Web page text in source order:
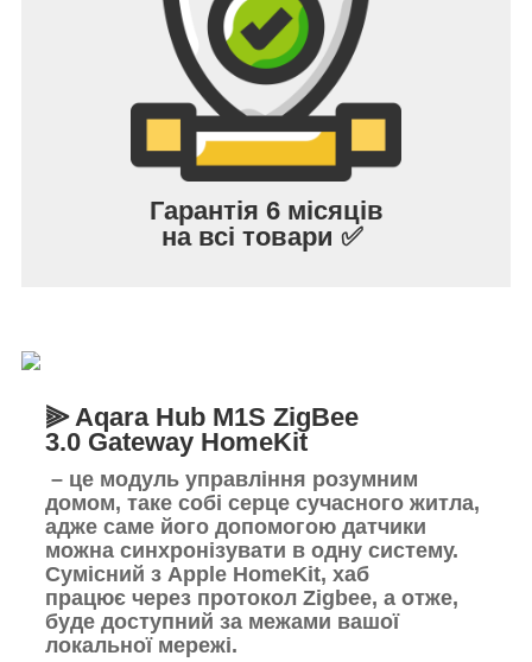
Гарантія 6 місяців
на всі товари ✅
⫸ Aqara Hub M1S ZigBee
3.0 Gateway HomeKit
– це модуль управління розумним
домом, таке собі серце сучасного житла,
адже саме його допомогою датчики
можна синхронізувати в одну систему.
Сумісний з Apple HomeKit, хаб
працює через протокол Zigbee, а отже,
буде доступний за межами вашої
локальної мережі.